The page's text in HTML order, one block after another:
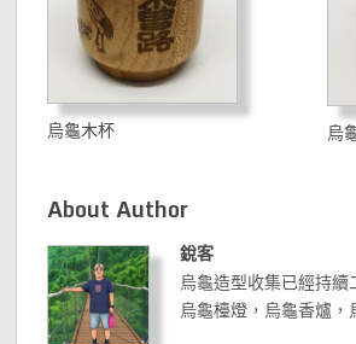
烏龜木杯 烏
About Author
銳客
烏龜造型收集已經持
烏龜檯燈，烏龜香爐，